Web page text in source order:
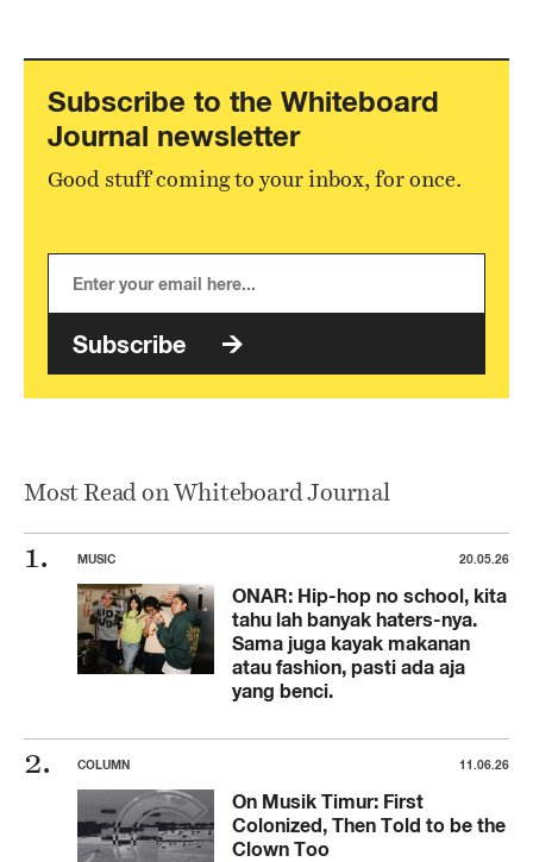
Subscribe to the Whiteboard
Journal newsletter
Good stuff coming to your inbox, for once.
Subscribe
Most Read on Whiteboard Journal
MUSIC 20.05.26
ONAR: Hip-hop no school, kita
tahu lah banyak haters-nya.
Sama juga kayak makanan
atau fashion, pasti ada aja
yang benci.
COLUMN 11.06.26
On Musik Timur: First
Colonized, Then Told to be the
Clown Too